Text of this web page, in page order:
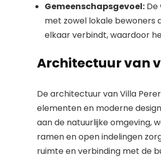
Gemeenschapsgevoel:
met zowel lokale bewoners
elkaar verbindt, waardoor
Architectuur van
De architectuur van Villa
elementen en moderne
aan de natuurlijke omgeving,
ramen en open indelingen
ruimte en verbinding met de